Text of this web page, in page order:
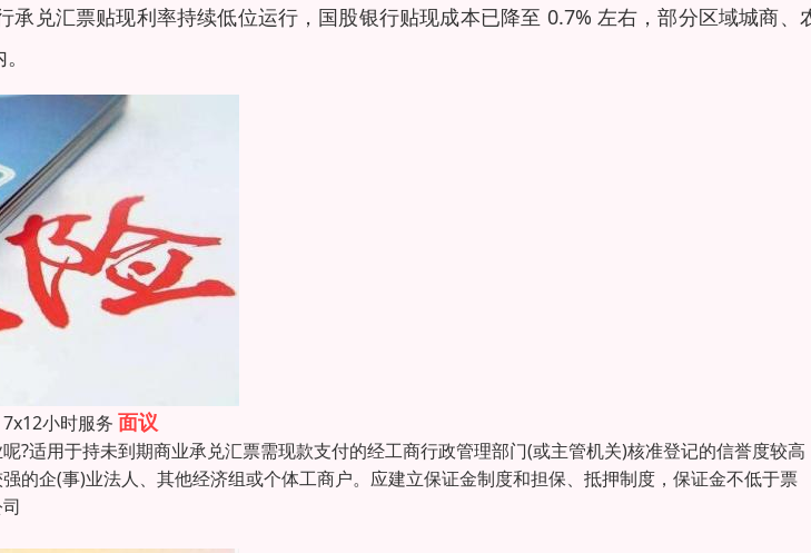
承兑汇票贴现利率持续低位运行，国股银行贴现成本已降至 0.7% 左右，部分区域城商、
小时服务 面议
?适用于持未到期商业承兑汇票需现款支付的经工商行政管理部门(或主管机关)核准登记的信誉度较高
的企(事)业法人、其他经济组或个体工商户。应建立保证金制度和担保、抵押制度，保证金不低于票